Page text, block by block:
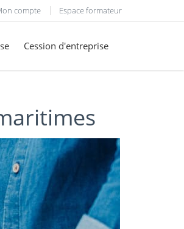
compte Espace formateur
Cession d'entreprise